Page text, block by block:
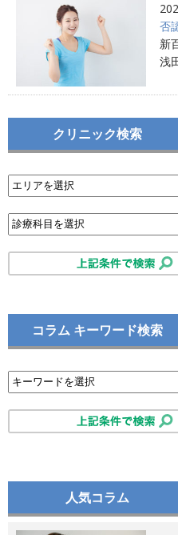
否
新
浅
クリニック検索
コラム キーワード検索
人気コラム